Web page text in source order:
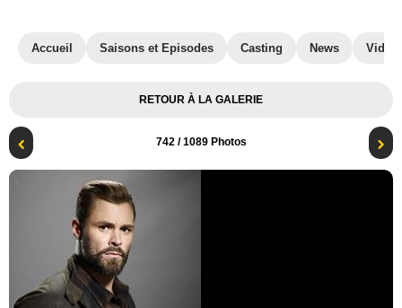
Accueil Saisons et Episodes Casting News
RETOUR À LA GALERIE
742/ 1089 Photos